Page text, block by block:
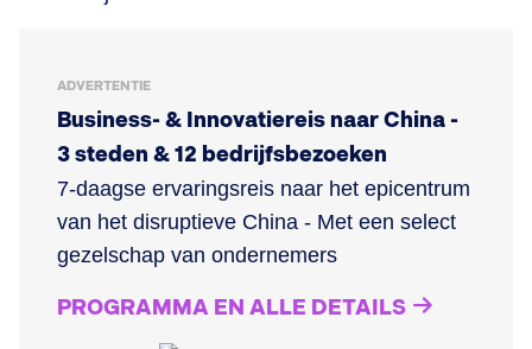
ADVERTENTIE
Business- & Innovatiereis naar China -
3 steden & 12 bedrijfsbezoeken
7-daagse ervaringsreis naar het epicentrum
van het disruptieve China - Met een select
gezelschap van ondernemers
PROGRAMMA EN ALLE DETAILS